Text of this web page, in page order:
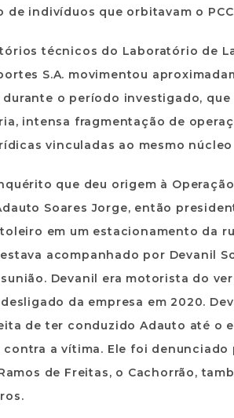
de indivíduos que orbitavam o
técnicos do Laboratório de
S.A. movimentou
o período investigado,
intensa fragmentação de
vinculadas ao mesmo
que deu origem à
Soares Jorge, então
em um estacionamento da
acompanhado por Devanil
Devanil era motorista do
da empresa em 2020.
de ter conduzido Adauto até o
a vítima. Ele foi
de Freitas, o Cachorrão,